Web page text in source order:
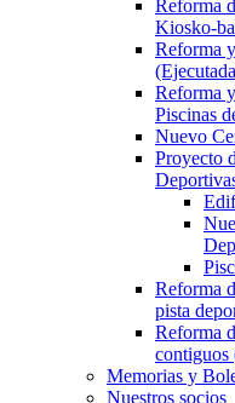
Reforma
Kiosko-
Reforma
Reforma
Piscinas
Nuevo
Proyecto
Reforma
pista
Reforma
contiguos
Memorias y
Nuestros socios